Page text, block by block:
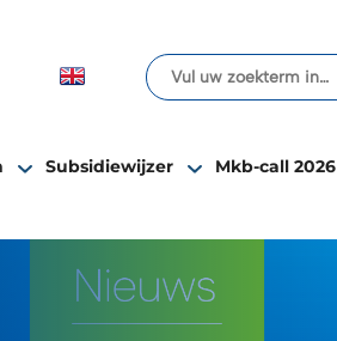
Subsidiewijzer Mkb-call 2026